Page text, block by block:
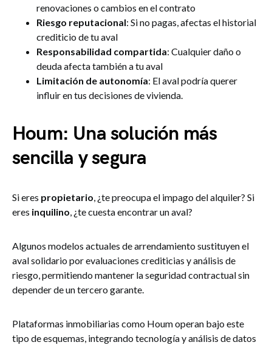
renovaciones o cambios en el contrato
Riesgo reputacional: Si no pagas, afectas el historial
crediticio de tu aval
Responsabilidad compartida: Cualquier daño o
deuda afecta también a tu aval
Limitación de autonomía: El aval podría querer
influir en tus decisiones de vivienda.
Houm: Una solución más
sencilla y segura
Si eres propietario, ¿te preocupa el impago del alquiler? Si
eres inquilino, ¿te cuesta encontrar un aval?
Algunos modelos actuales de arrendamiento sustituyen el
aval solidario por evaluaciones crediticias y análisis de
riesgo, permitiendo mantener la seguridad contractual sin
depender de un tercero garante.
Plataformas inmobiliarias como Houm operan bajo este
tipo de esquemas, integrando tecnología y análisis de datos